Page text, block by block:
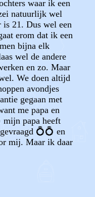
waar ik een
natuurlijk wel
is 21. Dus wel een
erom dat ik een
bijna elk
wel de andere
en zo. Maar
We doen altijd
avondjes
gegaan met
me papa en
mijn papa heeft
💍💍 en
mij. Maar ik daar